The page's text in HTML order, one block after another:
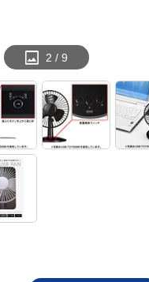
2 / 9